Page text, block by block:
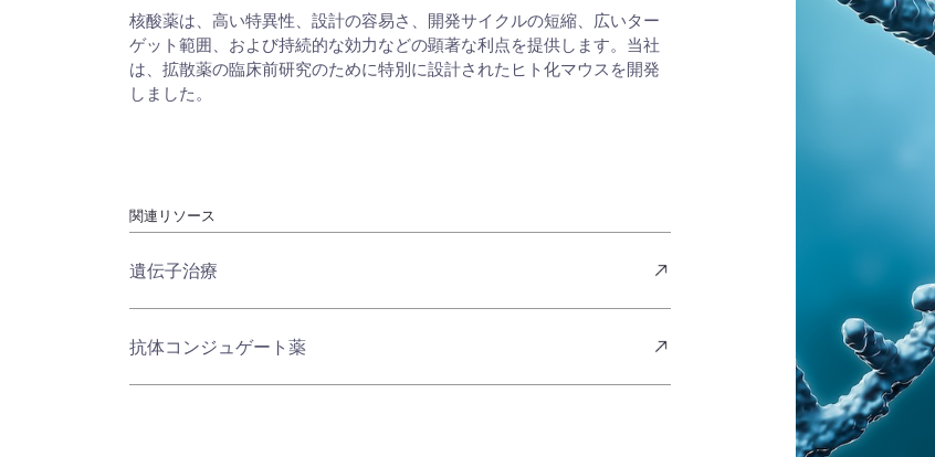
核酸薬は、高い特異性、設計の容易さ、開発サイクルの短縮、広いター
ゲット範囲、および持続的な効力などの顕著な利点を提供します。当社
は、拡散薬の臨床前研究のために特別に設計されたヒト化マウスを開発
しました。
関連リソース
遺伝子治療
抗体コンジュゲート薬